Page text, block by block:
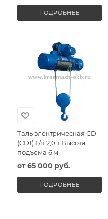
ПОДРОБНЕЕ
Таль электрическая CD
(CD1) Г/п 2,0 т Высота
подъема 6 м
от65 000 руб.
ПОДРОБНЕЕ